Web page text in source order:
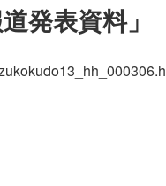
発表資料」